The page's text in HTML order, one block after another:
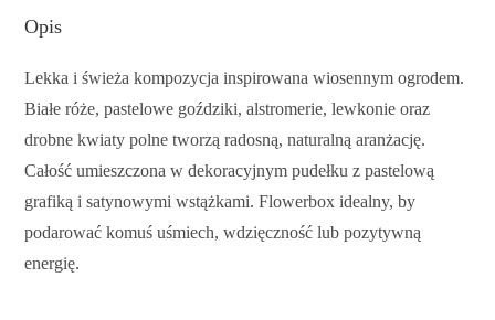
Opis
Lekka i świeża kompozycja inspirowana wiosennym ogrodem.
Białe róże, pastelowe goździki, alstromerie, lewkonie oraz
drobne kwiaty polne tworzą radosną, naturalną aranżację.
Całość umieszczona w dekoracyjnym pudełku z pastelową
grafiką i satynowymi wstążkami. Flowerbox idealny, by
podarować komuś uśmiech, wdzięczność lub pozytywną
energię.